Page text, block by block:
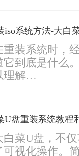
iso系统方法-大白
重装系统时，
它到底是什么
理解…
白菜U盘，不
可视化操作。